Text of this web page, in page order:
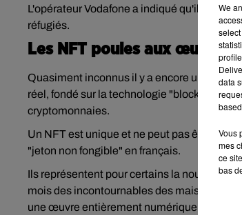
L'opérateur Vodafone a indiqué qu'il
réfugiés.
Les NFT poules aux œufs
Quasiment inconnus il y a encore un an,
réel, fondé sur la technologie "blockchain",
cryptomonnaies.
Un NFT est unique et ne peut pas être
"jeton non fongible" en français.
Ils représentent pour certains la nouvelle
mois des incontournables des maisons
une œuvre entièrement numérique de
We
data
Vous
mes
ce
bas